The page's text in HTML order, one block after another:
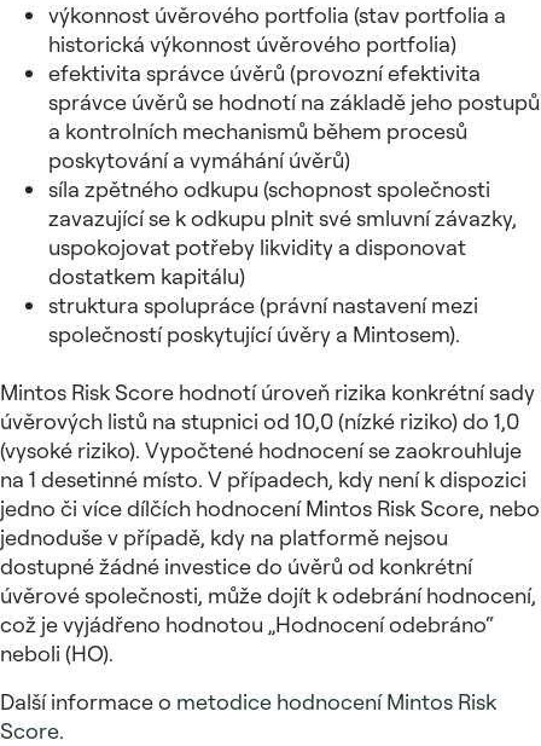
výkonnost úvěrového portfolia (stav portfolia a
historická výkonnost úvěrového portfolia)
efektivita správce úvěrů (provozní efektivita
správce úvěrů se hodnotí na základě jeho postupů
a kontrolních mechanismů během procesů
poskytování a vymáhání úvěrů)
síla zpětného odkupu (schopnost společnosti
zavazující se k odkupu plnit své smluvní závazky,
uspokojovat potřeby likvidity a disponovat
dostatkem kapitálu)
struktura spolupráce (právní nastavení mezi
společností poskytující úvěry a Mintosem).
Mintos Risk Score hodnotí úroveň rizika konkrétní sady
úvěrových listů na stupnici od 10,0 (nízké riziko) do 1,0
(vysoké riziko). Vypočtené hodnocení se zaokrouhluje
na 1 desetinné místo. V případech, kdy není k dispozici
jedno či více dílčích hodnocení Mintos Risk Score, nebo
jednoduše v případě, kdy na platformě nejsou
dostupné žádné investice do úvěrů od konkrétní
úvěrové společnosti, může dojít k odebrání hodnocení,
což je vyjádřeno hodnotou „Hodnocení odebráno“
neboli (HO).
Další informace o metodice hodnocení Mintos Risk
Score.